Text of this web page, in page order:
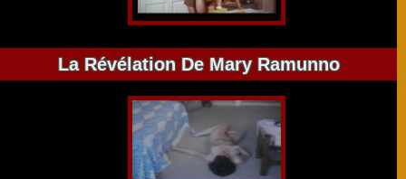
La Révélation De Mary Ramunno